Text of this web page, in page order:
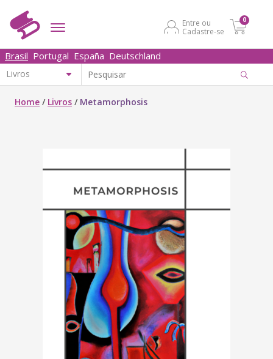
Entre ou
Cadastre-se
0
Brasil Portugal España Deutschland
Home / Livros / Metamorphosis